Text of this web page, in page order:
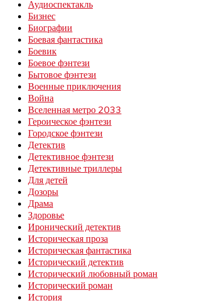
Аудиоспектакль
Бизнес
Биографии
Боевая фантастика
Боевик
Боевое фэнтези
Бытовое фэнтези
Военные приключения
Война
Вселенная метро 2033
Героическое фэнтези
Городское фэнтези
Детектив
Детективное фэнтези
Детективные триллеры
Для детей
Дозоры
Драма
Здоровье
Иронический детектив
Историческая проза
Историческая фантастика
Исторический детектив
Исторический любовный роман
Исторический роман
История